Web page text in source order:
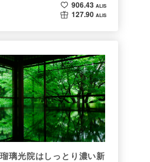
906.43 ALIS
127.90 ALIS
璃光院はしっとり濃い新